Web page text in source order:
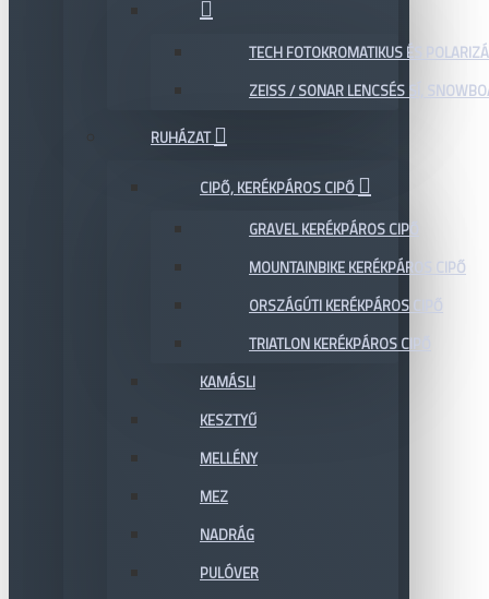
TECH FOTOKROMATIKUS ÉS
ZEISS / SONAR LENCSÉS SÍ,
RUHÁZAT
CIPŐ, KERÉKPÁROS CIPŐ
GRAVEL KERÉKPÁROS CIPŐ
MOUNTAINBIKE KERÉKPÁROS CIPŐ
ORSZÁGÚTI KERÉKPÁROS CIPŐ
TRIATLON KERÉKPÁROS CIPŐ
KAMÁSLI
KESZTYŰ
MELLÉNY
MEZ
NADRÁG
PULÓVER